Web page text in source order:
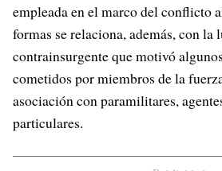
empleada en el marco del conflicto
formas se relaciona, además, con la
contrainsurgente que motivó
cometidos por miembros de la
asociación con paramilitares,
particulares.